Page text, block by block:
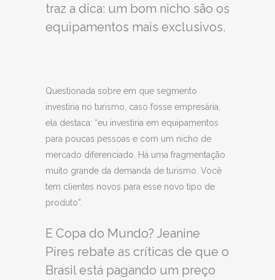
traz a dica: um bom nicho são os
equipamentos mais exclusivos.
Questionada sobre em que segmento
investiria no turismo, caso fosse empresária,
ela destaca: “eu investiria em equipamentos
para poucas pessoas e com um nicho de
mercado diferenciado. Há uma fragmentação
muito grande da demanda de turismo. Você
tem clientes novos para esse novo tipo de
produto”.
E Copa do Mundo? Jeanine
Pires rebate as críticas de que o
Brasil está pagando um preço